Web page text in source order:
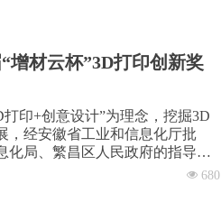
材云杯”3D打印创新奖
印+创意设计”为理念，挖掘3D
，经安徽省工业和信息化厅批
化局、繁昌区人民政府的指导
材云数字科技有限公司以及安徽
넶 680